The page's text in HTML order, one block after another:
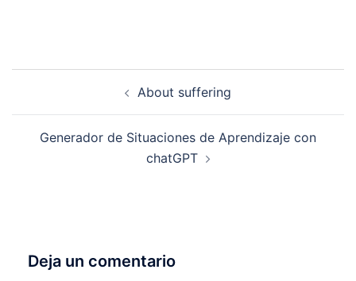
About suffering
Generador de Situaciones de Aprendizaje con
chatGPT
Deja un comentario